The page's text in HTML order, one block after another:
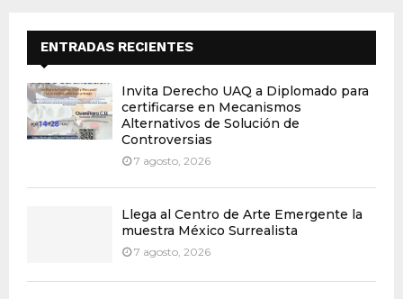
ENTRADAS RECIENTES
Invita Derecho UAQ a Diplomado para
certificarse en Mecanismos
Alternativos de Solución de
Controversias
7 agosto, 2026
Llega al Centro de Arte Emergente la
muestra México Surrealista
7 agosto, 2026